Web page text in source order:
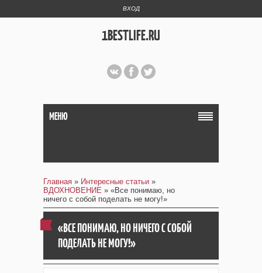
ВХОД
1BESTLIFE.RU
МЕНЮ
Главная » Интересные статьи »
ВДОХНОВЕНИЕ » «Все понимаю, но
ничего с собой поделать не могу!»
«ВСЕ ПОНИМАЮ, НО НИЧЕГО С СОБОЙ
ПОДЕЛАТЬ НЕ МОГУ!»